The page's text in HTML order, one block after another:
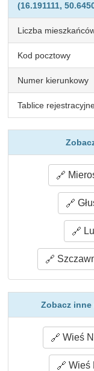
(16.191111,
Liczba
Kod pocztowy
Numer kierunkowy
Tablice
Zobacz
Wieś
Wieś